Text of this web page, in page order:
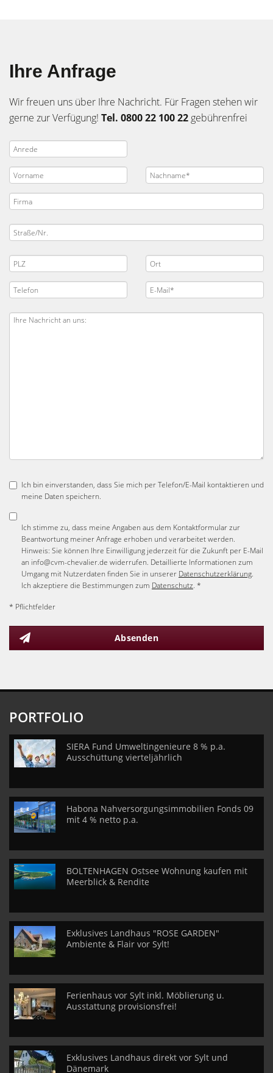
Ihre Anfrage
Wir freuen uns über Ihre Nachricht. Für Fragen stehen wir
gerne zur Verfügung! Tel. 0800 22 100 22 gebührenfrei
Ich bin einverstanden, dass Sie mich per Telefon/E-Mail kontaktieren und
meine Daten speichern.
Ich stimme zu, dass meine Angaben aus dem Kontaktformular zur
Beantwortung meiner Anfrage erhoben und verarbeitet werden.
Hinweis: Sie können Ihre Einwilligung jederzeit für die Zukunft per E-Mail
an info@cvm-chevalier.de widerrufen. Detaillierte Informationen zum
Umgang mit Nutzerdaten finden Sie in unserer Datenschutzerklärung.
Ich akzeptiere die Bestimmungen zum Datenschutz. *
* Pflichtfelder
Absenden
PORTFOLIO
SIERA Fund Umweltingenieure 8 % p.a.
Ausschüttung vierteljährlich
Habona Nahversorgungsimmobilien Fonds 09
mit 4 % netto p.a.
BOLTENHAGEN Ostsee Wohnung kaufen mit
Meerblick & Rendite
Exklusives Landhaus "ROSE GARDEN"
Ambiente & Flair vor Sylt!
Ferienhaus vor Sylt inkl. Möblierung u.
Ausstattung provisionsfrei!
Exklusives Landhaus direkt vor Sylt und
Dänemark